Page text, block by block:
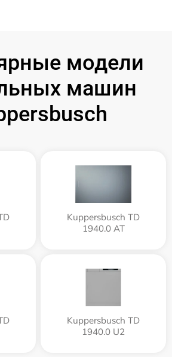
модели
машин
Kuppersbusch TD
1940.0 AT
Kuppersbusch TD
1940.0 U2